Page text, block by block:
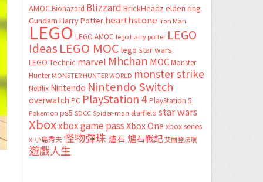
AMOC Biohazard Blizzard BrickHeadz elden ring
Gundam Harry Potter hearthstone Iron Man
LEGO LEGO AMOC lego harry potter LEGO
Ideas LEGO MOC lego star wars
LEGO Technic marvel Mhchan MOC Monster
Hunter MONSTER HUNTER WORLD monster strike
Netflix Nintendo Nintendo Switch
overwatch PC PlayStation 4 PlayStation 5
Pokemon ps5 SDCC Spider-man starfield star wars
Xboxxbox game passXbox One xbox series
x 小島秀夫怪物彈珠 爐石 爐石戰記艾爾登法環
遊戲人生